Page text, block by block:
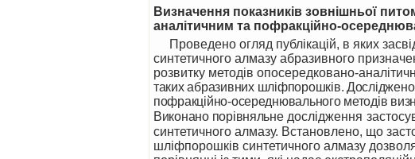
Визначення показників зовнішньої
аналітичним та пофракційно-
Проведено огляд публікацій, в яких засвідчено позитивну прикладну значимість питомої площі поверхні шліфпорошків
синтетичного алмазу абразивного
розвитку методів опосередковано-
таких абразивних шліфпорошків. Досліджено
пофракційно-осереднювального методів
Виконано порівняльнедослідження
синтетичного алмазу. Встановлено, що
шліфпорошків синтетичного алмазу